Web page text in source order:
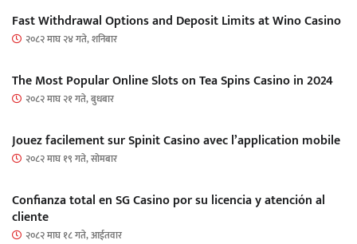
Fast Withdrawal Options and Deposit Limits at Wino Casino
२०८२ माघ २४ गते, शनिबार
The Most Popular Online Slots on Tea Spins Casino in 2024
२०८२ माघ २१ गते, बुधबार
Jouez facilement sur Spinit Casino avec l’application mobile
२०८२ माघ १९ गते, सोमबार
Confianza total en SG Casino por su licencia y atención al
cliente
२०८२ माघ १८ गते, आईतवार